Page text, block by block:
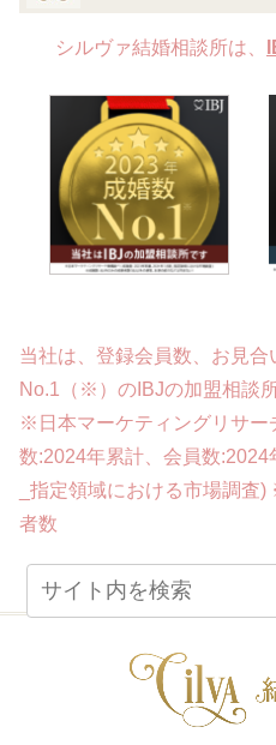
シルヴァ結婚相談所は、
当社は、登録会員数、お見合
No.1（※）のIBJの加盟相談所
※日本マーケティングリサー
数:2024年累計、会員数
_指定領域における市場調
者数